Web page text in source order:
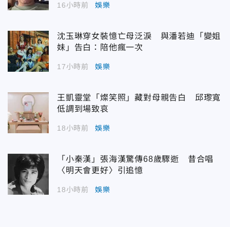
16小時前 娛樂
沈玉琳穿女裝憶亡母泛淚 與潘若迪「變姐
妹」告白：陪他瘋一次
17小時前 娛樂
王凱靈堂「燦笑照」藏對母親告白 邱瓈寬
低調到場致哀
18小時前 娛樂
「小秦漢」張海漢驚傳68歲驟逝 昔合唱
〈明天會更好〉引追憶
18小時前 娛樂